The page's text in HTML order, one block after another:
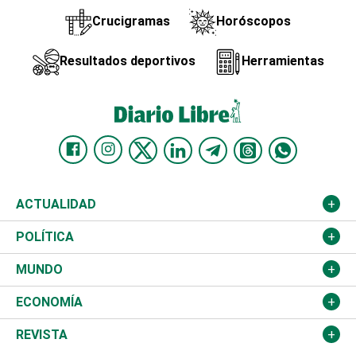
Crucigramas Horóscopos
Resultados deportivos Herramientas
ACTUALIDAD
Nacional
Ciudad
Educación
Salud
POLÍTICA
Partidos
JCE
TSE
MUNDO
Estados Unidos
América Latina
ECONOMÍA
Finanzas
REVISTA